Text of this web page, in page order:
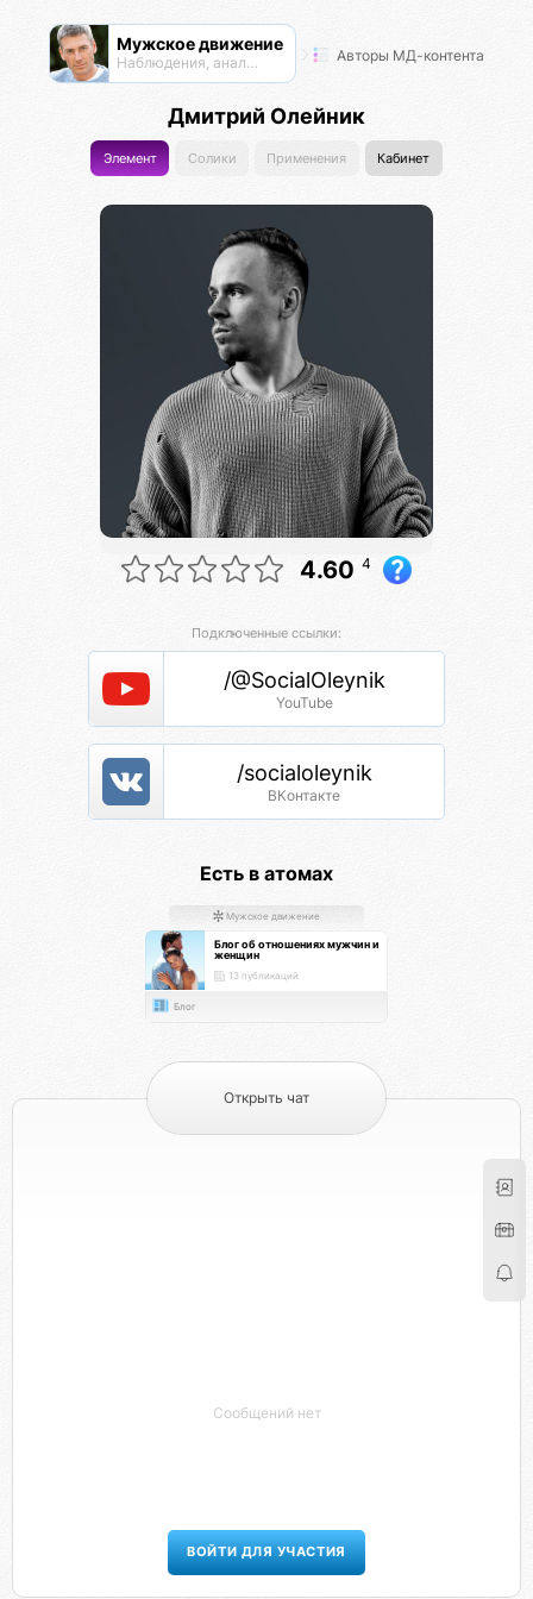
Мужское движение
Наблюдения, анализ, обсуждения Авторы МД-контента
Дмитрий Олейник
Элемент Солики Применения Кабинет
4.60 4
Подключенные ссылки:
/@SocialOleynik
YouTube
/socialoleynik
ВКонтакте
Есть в атомах
Мужское движение
Блог об отношениях мужчин и
женщин
13 публикаций
Блог
Открыть чат
Сообщений нет
ВОЙТИ ДЛЯ УЧАСТИЯ